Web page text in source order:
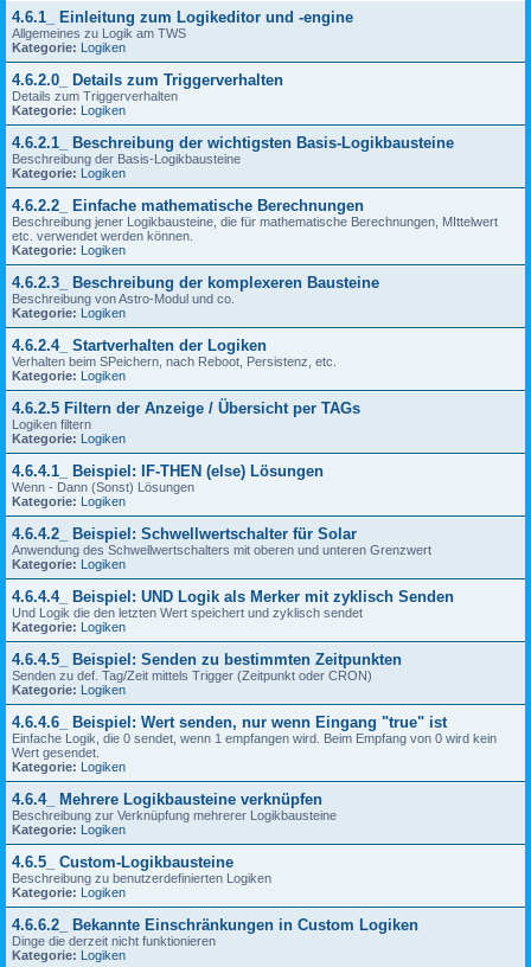
4.6.1_ Einleitung zum Logikeditor und -engine
Allgemeines zu Logik am TWS
Kategorie: Logiken
4.6.2.0_ Details zum Triggerverhalten
Details zum Triggerverhalten
Kategorie: Logiken
4.6.2.1_ Beschreibung der wichtigsten Basis-Logikbausteine
Beschreibung der Basis-Logikbausteine
Kategorie: Logiken
4.6.2.2_ Einfache mathematische Berechnungen
Beschreibung jener Logikbausteine, die für mathematische Berechnungen, MIttelwert
etc. verwendet werden können.
Kategorie: Logiken
4.6.2.3_ Beschreibung der komplexeren Bausteine
Beschreibung von Astro-Modul und co.
Kategorie: Logiken
4.6.2.4_ Startverhalten der Logiken
Verhalten beim SPeichern, nach Reboot, Persistenz, etc.
Kategorie: Logiken
4.6.2.5 Filtern der Anzeige / Übersicht per TAGs
Logiken filtern
Kategorie: Logiken
4.6.4.1_ Beispiel: IF-THEN (else) Lösungen
Wenn - Dann (Sonst) Lösungen
Kategorie: Logiken
4.6.4.2_ Beispiel: Schwellwertschalter für Solar
Anwendung des Schwellwertschalters mit oberen und unteren Grenzwert
Kategorie: Logiken
4.6.4.4_ Beispiel: UND Logik als Merker mit zyklisch Senden
Und Logik die den letzten Wert speichert und zyklisch sendet
Kategorie: Logiken
4.6.4.5_ Beispiel: Senden zu bestimmten Zeitpunkten
Senden zu def. Tag/Zeit mittels Trigger (Zeitpunkt oder CRON)
Kategorie: Logiken
4.6.4.6_ Beispiel: Wert senden, nur wenn Eingang "true" ist
Einfache Logik, die 0 sendet, wenn 1 empfangen wird. Beim Empfang von 0 wird kein
Wert gesendet.
Kategorie: Logiken
4.6.4_ Mehrere Logikbausteine verknüpfen
Beschreibung zur Verknüpfung mehrerer Logikbausteine
Kategorie: Logiken
4.6.5_ Custom-Logikbausteine
Beschreibung zu benutzerdefinierten Logiken
Kategorie: Logiken
4.6.6.2_ Bekannte Einschränkungen in Custom Logiken
Dinge die derzeit nicht funktionieren
Kategorie: Logiken